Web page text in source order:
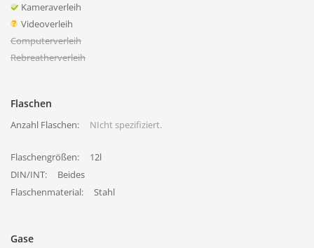
Kameraverleih
Videoverleih
Computerverleih
Rebreatherverleih
Flaschen
Anzahl Flaschen: NIcht spezifiziert.
Flaschengrößen:
12l
DIN/INT:
Beides
Flaschenmaterial:
Stahl
Gase